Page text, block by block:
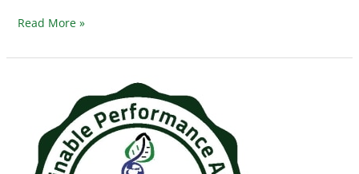
Read More »
Sustainable
Performance
Award